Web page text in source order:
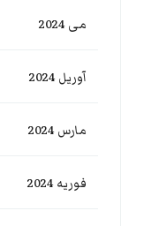
می 2024
آوریل 2024
مارس 2024
فوریه 2024